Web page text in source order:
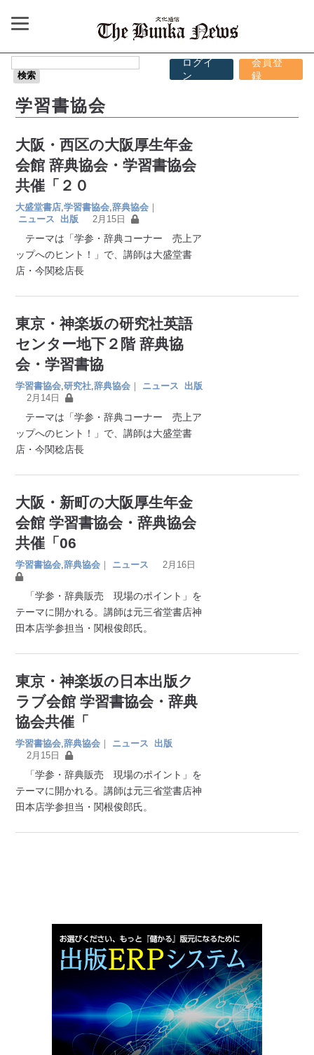
ログイ
ン
会員登
録
学習書協会
大阪・西区の大阪厚生年金
会館 辞典協会・学習書協会
共催「２０
大盛堂書店 ,学習書協会 ,辞典協会 ｜
ニュース
出版 2月15日
テーマは「学参・辞典コーナー 売上ア
ップへのヒント！」で、講師は大盛堂書
店・今関稔店長
東京・神楽坂の研究社英語
センター地下２階 辞典協
会・学習書協
学習書協会 ,研究社 ,辞典協会 ｜ ニュース
出版
2月14日
テーマは「学参・辞典コーナー 売上ア
ップへのヒント！」で、講師は大盛堂書
店・今関稔店長
大阪・新町の大阪厚生年金
会館 学習書協会・辞典協会
共催「06
学習書協会 ,辞典協会 ｜ ニュース 2月16日
「学参・辞典販売 現場のポイント」を
テーマに開かれる。講師は元三省堂書店神
田本店学参担当・関根俊郎氏。
東京・神楽坂の日本出版ク
ラブ会館 学習書協会・辞典
協会共催「
学習書協会 ,辞典協会 ｜ ニュース
出版
2月15日
「学参・辞典販売 現場のポイント」を
テーマに開かれる。講師は元三省堂書店神
田本店学参担当・関根俊郎氏。